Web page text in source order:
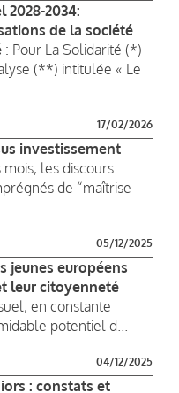
2028-2034:
de la société
: Pour La Solidarité (*)
(**) intitulée « Le
17/02/2026
investissement
les discours
de “maîtrise
05/12/2025
jeunes européens
leur citoyenneté
en constante
potentiel d...
04/12/2025
: constats et